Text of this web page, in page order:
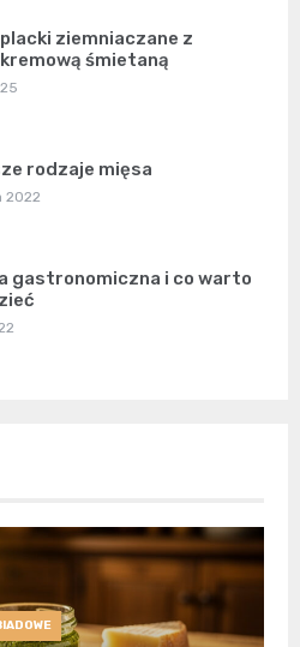
ziemniaczane z
śmietaną
rodzaje mięsa
2022
gastronomiczna i co warto